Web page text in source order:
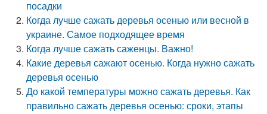
посадки
Когда лучше сажать деревья осенью или весной в
украине. Самое подходящее время
Когда лучше сажать саженцы. Важно!
Какие деревья сажают осенью. Когда нужно сажать
деревья осенью
До какой температуры можно сажать деревья. Как
правильно сажать деревья осенью: сроки, этапы